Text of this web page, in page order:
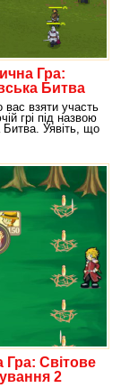
Гра:
Битва
взяти участь
грі під назвою
Битва. Уявіть, що
Гра: Світове
2